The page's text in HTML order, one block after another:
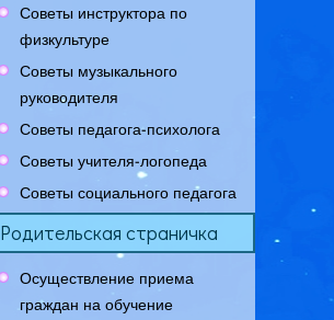
Советы инструктора по
физкультуре
Советы музыкального
руководителя
Советы педагога-психолога
Советы учителя-логопеда
Советы социального педагога
Родительская страничка
Осуществление приема
граждан на обучение